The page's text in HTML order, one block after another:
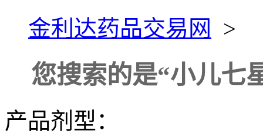
金利达药品交易网 >
您搜索的是“小儿七
产品剂型：